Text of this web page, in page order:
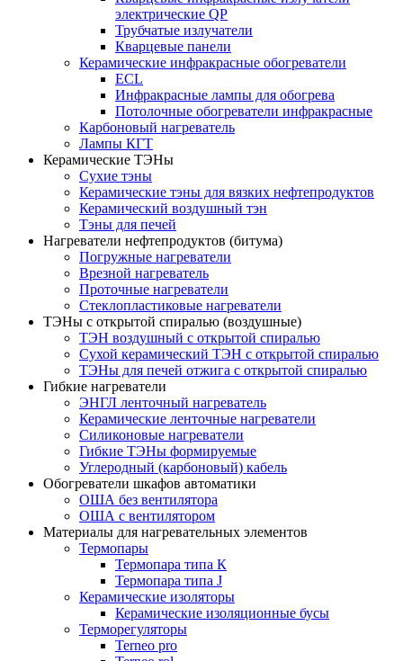
электрические QP
Трубчатые излучатели
Кварцевые панели
Керамические инфракрасные обогреватели
ECL
Инфракрасные лампы для обогрева
Потолочные обогреватели инфракрасные
Карбоновый нагреватель
Лампы КГТ
Керамические ТЭНы
Сухие тэны
Керамические тэны для вязких нефтепродуктов
Керамический воздушный тэн
Тэны для печей
Нагреватели нефтепродуктов (битума)
Погружные нагреватели
Врезной нагреватель
Проточные нагреватели
Стеклопластиковые нагреватели
ТЭНы с открытой спиралью (воздушные)
ТЭН воздушный с открытой спиралью
Сухой керамический ТЭН с открытой спиралью
ТЭНы для печей отжига с открытой спиралью
Гибкие нагреватели
ЭНГЛ ленточный нагреватель
Керамические ленточные нагреватели
Силиконовые нагреватели
Гибкие ТЭНы формируемые
Углеродный (карбоновый) кабель
Обогреватели шкафов автоматики
ОША без вентилятора
ОША с вентилятором
Материалы для нагревательных элементов
Термопары
Термопара типа К
Термопара типа J
Керамические изоляторы
Керамические изоляционные бусы
Терморегуляторы
Terneo pro